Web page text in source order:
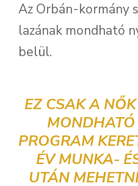
Az Orbán-kormány
lazának mondható
belül.
EZ CSAK A
PROGRAM
ÉV MUNKA-
UTÁN